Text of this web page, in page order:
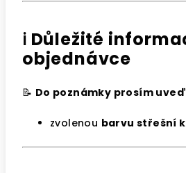
ℹ️ Důležité
objednávce
📝 Do poznámky prosím
zvolenou barvu střešní